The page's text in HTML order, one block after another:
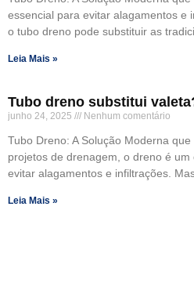
essencial para evitar alagamentos e
o tubo dreno pode substituir as
Leia Mais »
Tubo dreno substitui
junho 24, 2025 Nenhum comentário
Tubo Dreno: A Solução Moderna
projetos de drenagem, o dreno é
evitar alagamentos e infiltrações.
Leia Mais »